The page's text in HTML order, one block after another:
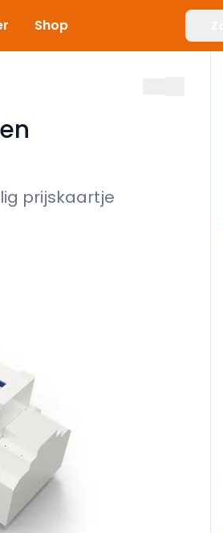
Shop
prijskaartje